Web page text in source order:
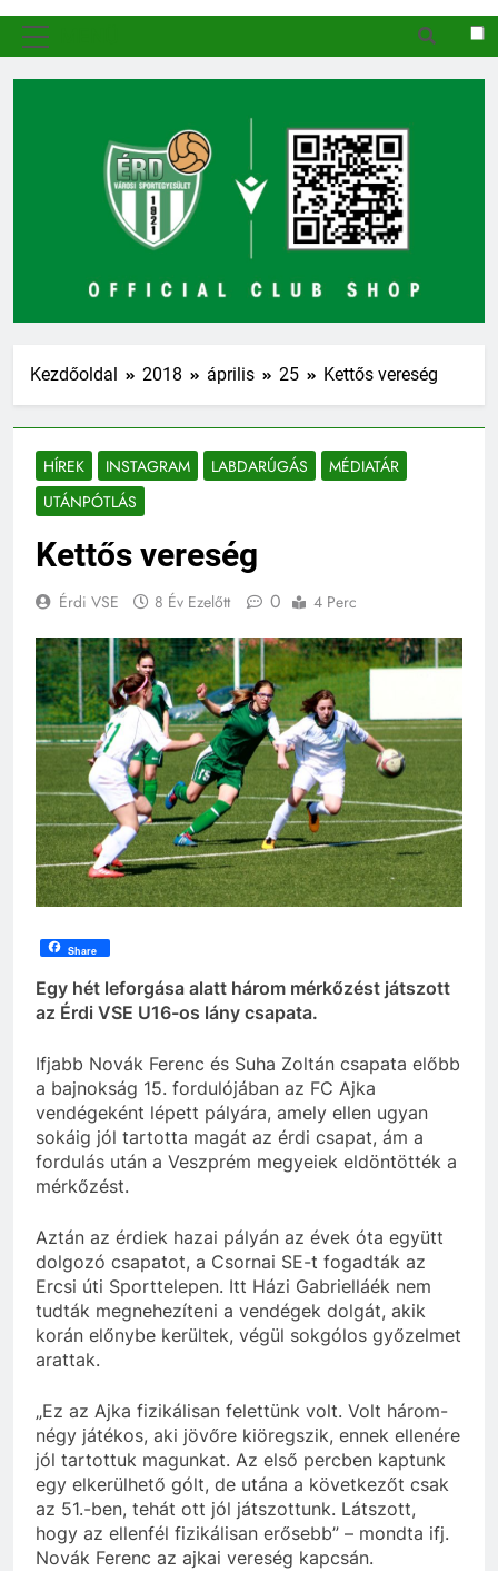
Kezdőoldal 2018 április 25 Kettős vereség
HÍREK INSTAGRAM LABDARÚGÁS
MÉDIATÁR
UTÁNPÓTLÁS
Kettős vereség
Érdi VSE 8 Év Ezelőtt 0 4 Perc
Share
Egy hét leforgása alatt három mérkőzést játszott
az Érdi VSE U16-os lány csapata.
Ifjabb Novák Ferenc és Suha Zoltán csapata előbb
a bajnokság 15. fordulójában az FC Ajka
vendégeként lépett pályára, amely ellen ugyan
sokáig jól tartotta magát az érdi csapat, ám a
fordulás után a Veszprém megyeiek eldöntötték a
mérkőzést.
Aztán az érdiek hazai pályán az évek óta együtt
dolgozó csapatot, a Csornai SE-t fogadták az
Ercsi úti Sporttelepen. Itt Házi Gabrielláék nem
tudták megnehezíteni a vendégek dolgát, akik
korán előnybe kerültek, végül sokgólos győzelmet
arattak.
„Ez az Ajka fizikálisan felettünk volt. Volt három-
négy játékos, aki jövőre kiöregszik, ennek ellenére
jól tartottuk magunkat. Az első percben kaptunk
egy elkerülhető gólt, de utána a következőt csak
az 51.-ben, tehát ott jól játszottunk. Látszott,
hogy az ellenfél fizikálisan erősebb” – mondta ifj.
Novák Ferenc az ajkai vereség kapcsán.